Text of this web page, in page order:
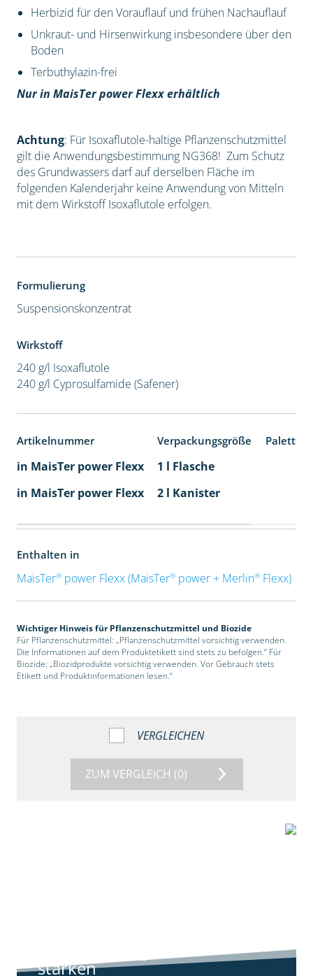
Herbizid für den Vorauflauf und frühen Nachauflauf
Unkraut- und Hirsenwirkung insbesondere über den
Boden
Terbuthylazin-frei
Nur in MaisTer power Flexx erhältlich
Achtung: Für Isoxaflutole-haltige Pflanzenschutzmittel
gilt die Anwendungsbestimmung NG368! Zum Schutz
des Grundwassers darf auf derselben Fläche im
folgenden Kalenderjahr keine Anwendung von Mitteln
mit dem Wirkstoff Isoxaflutole erfolgen.
Formulierung
Suspensionskonzentrat
Wirkstoff
240 g/l Isoxaflutole
240 g/l Cyprosulfamide (Safener)
Artikelnummer Verpackungsgröße
in MaisTer power Flexx
1 l Flasche
in MaisTer power Flexx
2 l Kanister
Enthalten in
MaisTer®power Flexx (MaisTer®power + Merlin®Flexx)
Wichtiger Hinweis für Pflanzenschutzmittel und Biozide
Für Pflanzenschutzmittel: „Pflanzenschutzmittel vorsichtig verwenden.
Die Informationen auf dem Produktetikett sind stets zu befolgen.“ Für
Biozide: „Biozidprodukte vorsichtig verwenden. Vor Gebrauch stets
Etikett und Produktinformationen lesen.“
VERGLEICHEN
ZUM VERGLEICH (0)
starken